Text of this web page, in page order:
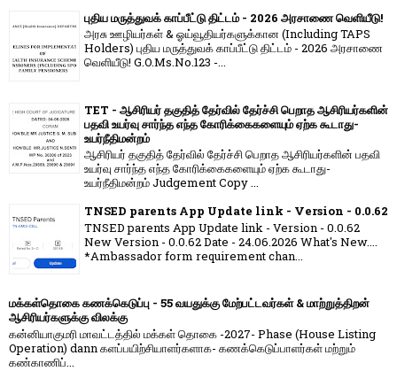
புதிய மருத்துவக் காப்பீட்டு திட்டம் - 2026 அரசாணை வெளியீடு!
அரசு ஊழியர்கள் & ஓய்வூதியர்களுக்கான (Including TAPS
Holders) புதிய மருத்துவக் காப்பீட்டு திட்டம் - 2026 அரசாணை
வெளியீடு! G.O.Ms.No.123 -...
TET - ஆசிரியர் தகுதித் தேர்வில் தேர்ச்சி பெறாத ஆசிரியர்களின்
பதவி உயர்வு சார்ந்த எந்த கோரிக்கைகளையும் ஏற்க கூடாது-
உயர்நீதிமன்றம்
ஆசிரியர் தகுதித் தேர்வில் தேர்ச்சி பெறாத ஆசிரியர்களின் பதவி
உயர்வு சார்ந்த எந்த கோரிக்கைகளையும் ஏற்க கூடாது-
உயர்நீதிமன்றம் Judgement Copy ...
TNSED parents App Update link - Version - 0.0.62
TNSED parents App Update link - Version - 0.0.62
New Version - 0.0.62 Date - 24.06.2026 What's New....
*Ambassador form requirement chan...
மக்கள்தொகை கணக்கெடுப்பு - 55 வயதுக்கு மேற்பட்டவர்கள் & மாற்றுத்திறன்
ஆசிரியர்களுக்கு விலக்கு
கன்னியாகுமரி மாவட்டத்தில் மக்கள் தொகை -2027- Phase (House Listing
Operation) dann களப்பயிற்சியாளர்களாக- கணக்கெடுப்பாளர்கள் மற்றும்
கண்காணிப்...